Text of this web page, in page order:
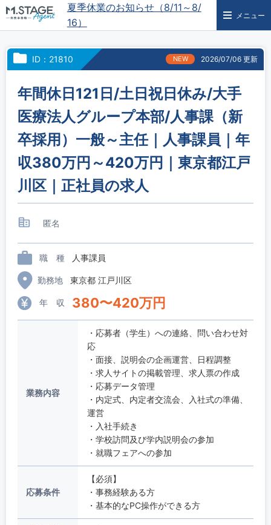
夏季休業のお知らせ（8/11～8/
16）
メニュー
ID：21810 NEW 2026/07/06 更新
年間休日121日/土日祝日休み/大手
医療法人グループ本部/人事課（新
卒採用）一般～主任｜人事課員｜年
収380万円～420万円｜東京都江戸
川区｜正社員の求人
匿名
職 種 人事課員
勤務地 東京都 江戸川区
年 収 380〜420万円
業務内容
・応募者（学生）への連絡、問い合わせ対
応
・面接、説明会の企画運営、日程調整
・求人サイトの掲載管理、求人票の作成
・応募データ管理
・内定式、内定者交流会、入社式の準備、
運営
・入社手続き
・学校訪問及び学内説明会の参加
・就職フェアへの参加
応募条件
【必須】
・事務経験ある方
・基本的なPC操作ができる方